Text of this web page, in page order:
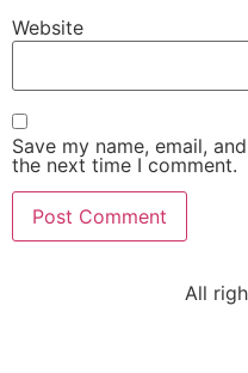
Website
Save my name, email,
the next time I comment.
All